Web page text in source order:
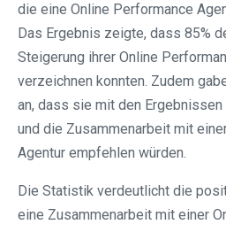
die eine Online Performance
Das Ergebnis zeigte, dass 85%
Steigerung ihrer Online
verzeichnen konnten. Zudem
an, dass sie mit den
und die Zusammenarbeit mit
Agentur empfehlen würden.
Die Statistik verdeutlicht die
eine Zusammenarbeit mit einer